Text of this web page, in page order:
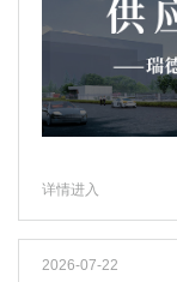
详情进入
2026-07-22